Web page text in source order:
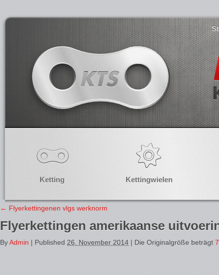
Ketting Kettingwielen
← Flyerkettingenen vlgs werknorm
Flyerkettingen amerikaanse
ByAdmin | Published 26. November 2014 | Die Originalgröße beträgt